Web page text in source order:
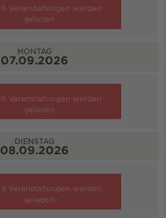
6 Veranstaltungen werden
geladen
MONTAG
07.09.2026
6 Veranstaltungen werden
geladen
DIENSTAG
08.09.2026
8 Veranstaltungen werden
geladen